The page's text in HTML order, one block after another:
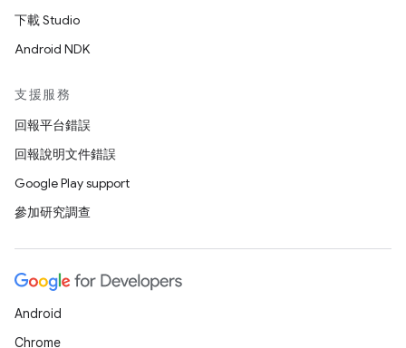
下載 Studio
Android NDK
支援服務
回報平台錯誤
回報說明文件錯誤
Google Play support
參加研究調查
Android
Chrome